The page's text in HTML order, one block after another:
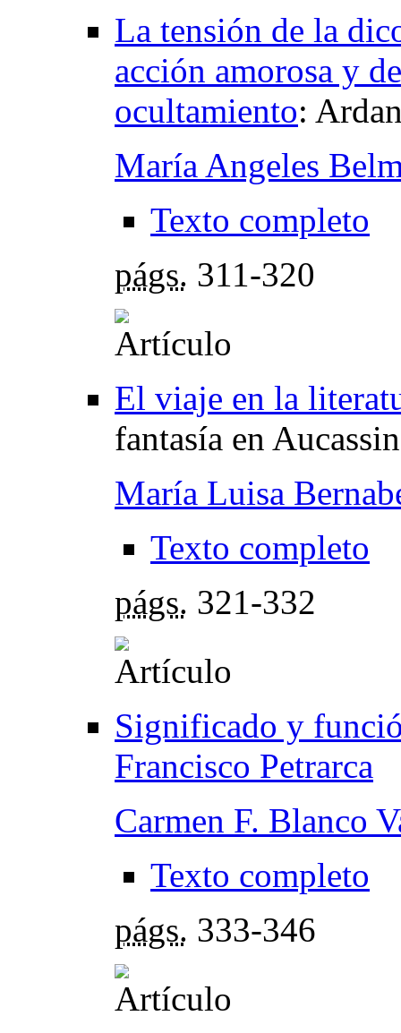
La tensión de la
acción amorosa y
ocultamiento:
María Angeles
Texto completo
págs. 311-320
El viaje en la
fantasía en
María Luisa
Texto completo
págs. 321-332
Significado y
Francisco Petrarca
Carmen F. Blanco
Texto completo
págs. 333-346